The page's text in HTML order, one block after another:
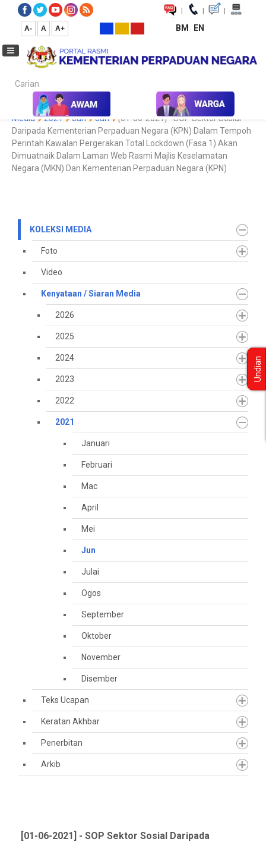
| | |
A- A A+ BM EN
Carian...
Laman Utama Media Koleksi Media
Kenyataan / Siaran
Media
2021 Jun Jun
[01-06-2021] - SOP Sektor Sosial
Daripada Kementerian Perpaduan Negara (KPN) Dalam Tempoh
Perintah Kawalan Pergerakan Total Lockdown (Fasa 1) Akan
Dimuatnaik Dalam Laman Web Rasmi Majlis Keselamatan
Negara (MKN) Dan Kementerian Perpaduan Negara (KPN)
KOLEKSI MEDIA
Foto
Video
Kenyataan / Siaran Media
2026
2025
2024
2023
2022
2021
Januari
Februari
Mac
April
Mei
Jun
Julai
Ogos
September
Oktober
November
Disember
Teks Ucapan
Keratan Akhbar
Penerbitan
Arkib
[01-06-2021] - SOP Sektor Sosial Daripada
Undian